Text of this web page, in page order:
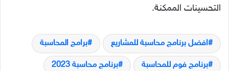
التحسينات الممكنة.
افضل برنامج محاسبة للمشاريع برامج المحاسبة
برنامج فوم للمحاسبة برنامج محاسبة 2023